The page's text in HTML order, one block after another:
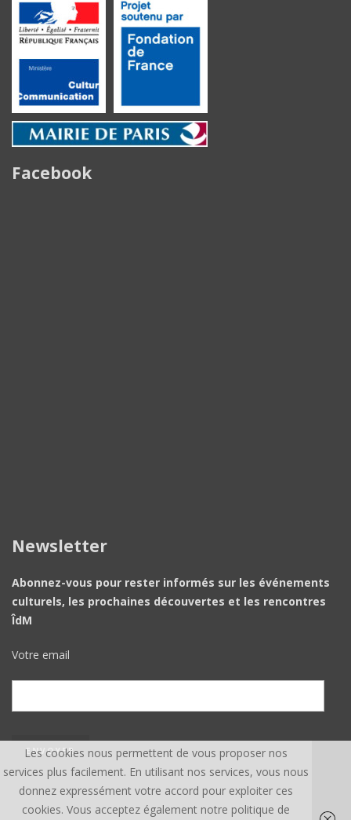
Facebook
Newsletter
Abonnez-vous pour rester informés sur les événements
culturels, les prochaines découvertes et les rencontres
ÎdM
Votre email
Les cookies nous permettent de vous proposer nos
services plus facilement. En utilisant nos services, vous nous
donnez expressément votre accord pour exploiter ces
cookies. Vous acceptez également notre politique de